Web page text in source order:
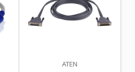
ATEN